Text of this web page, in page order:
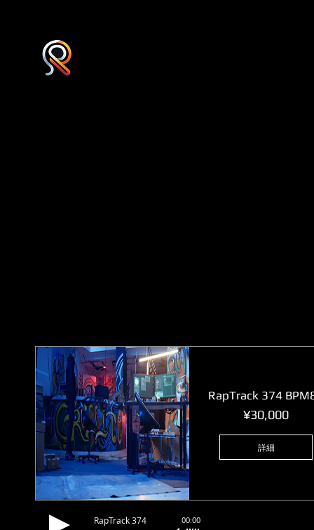
RapTrack 374
¥30,000価
詳細
RapTrack 374 00:00